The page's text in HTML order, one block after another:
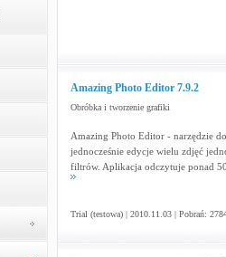
Amazing Photo Editor 7.9.2
Obróbka i tworzenie grafiki
Amazing Photo Editor - narzędzie
jednocześnie edycje wielu zdjęć
filtrów. Aplikacja odczytuje ponad
Trial (testowa) | 2010.11.03 | Pobrań: